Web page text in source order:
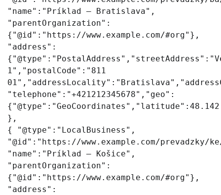
"name":"Príklad – Bratislava",
"parentOrganization":
{"@id":"https://www.example.com/#org"},
"address":
1","postalCode":"811
"telephone":"+421212345678","geo":
},
{ "@type":"LocalBusiness",
"@id":"https://www.example.com/prevadzky/
"name":"Príklad – Košice",
"parentOrganization":
{"@id":"https://www.example.com/#org"},
"address":